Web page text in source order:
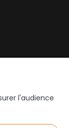
Web
l'audience